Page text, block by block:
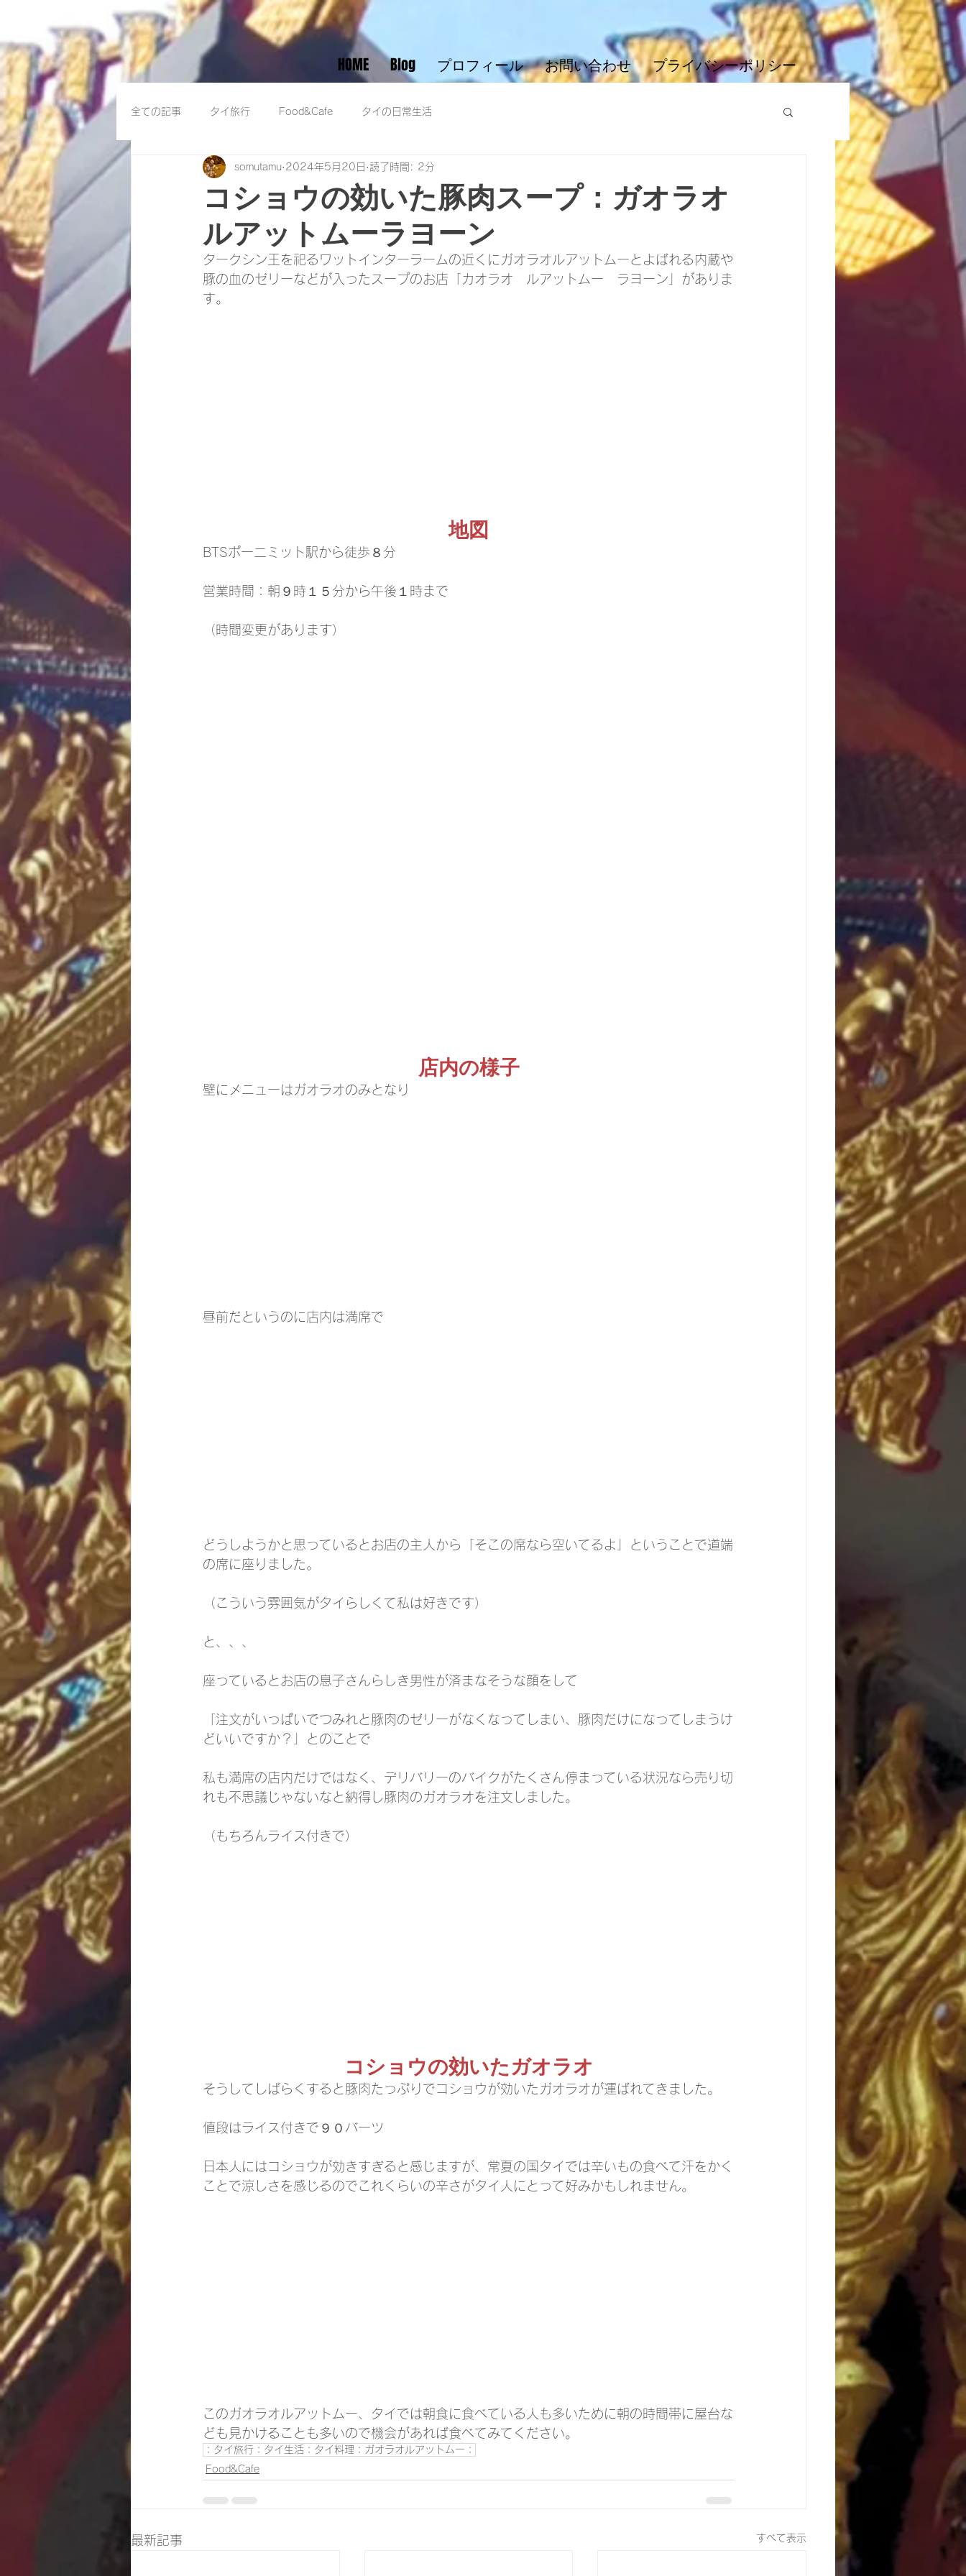
HOME Blog プロフィール お問い合わせ プライバシーポリシー
全ての記事 タイ旅行 Food&Cafe タイの日常生活
コショウの効いた豚肉スープ：ガオラオ
ルアットムーラヨーン
somutamu 2024年5月20日 読了時間: 2分
タークシン王を祀るワットインターラームの近くにガオラオルアットムーとよばれる内蔵や
豚の血のゼリーなどが入ったスープのお店「カオラオ　ルアットムー　ラヨーン」がありま
す。
地図
BTSポー二ミット駅から徒歩８分
営業時間：朝９時１５分から午後１時まで
（時間変更があります）
店内の様子
壁にメニューはガオラオのみとなり
昼前だというのに店内は満席で
どうしようかと思っているとお店の主人から「そこの席なら空いてるよ」ということで道端
の席に座りました。
（こういう雰囲気がタイらしくて私は好きです）
と、、、
座っているとお店の息子さんらしき男性が済まなそうな顔をして
「注文がいっぱいでつみれと豚肉のゼリーがなくなってしまい、豚肉だけになってしまうけ
どいいですか？」とのことで
私も満席の店内だけではなく、デリバリーのバイクがたくさん停まっている状況なら売り切
れも不思議じゃないなと納得し豚肉のガオラオを注文しました。
（もちろんライス付きで）
コショウの効いたガオラオ
そうしてしばらくすると豚肉たっぷりでコショウが効いたガオラオが運ばれてきました。
値段はライス付きで９０バーツ
日本人にはコショウが効きすぎると感じますが、常夏の国タイでは辛いもの食べて汗をかく
ことで涼しさを感じるのでこれくらいの辛さがタイ人にとって好みかもしれません。
このガオラオルアットムー、タイでは朝食に食べている人も多いために朝の時間帯に屋台な
ども見かけることも多いので機会があれば食べてみてください。
：タイ旅行：タイ生活：タイ料理：ガオラオルアットムー：
Food&Cafe
最新記事 すべて表示